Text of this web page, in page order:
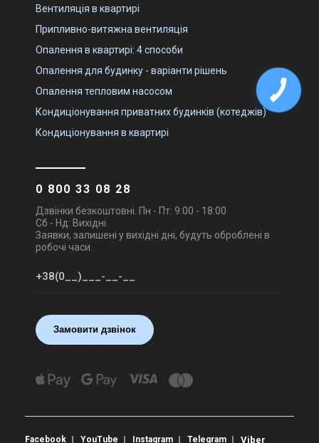
Вентиляція в квартирі
Припливно-витяжна вентиляція
Опалення в квартирі: 4 способи
Опалення для будинку - варіанти рішень
Опалення тепловим насосом
Кондиціонування приватних будинків (котеджів)
Кондиціонування в квартирі
0 800 33 08 28
Дзвінки безкоштовні. Пн - Пт: 9:00 - 18:00
Сб - Нд: Вихідні.
Заявки, залишені у вихідні дні, будуть оброблені в
робочі часи.
Замовити дзвінок
Facebook YouTube Instagram Telegram Viber